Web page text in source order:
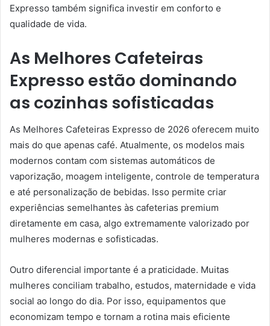
Expresso também significa investir em conforto e
qualidade de vida.
As Melhores Cafeteiras
Expresso estão dominando
as cozinhas sofisticadas
As Melhores Cafeteiras Expresso de 2026 oferecem muito
mais do que apenas café. Atualmente, os modelos mais
modernos contam com sistemas automáticos de
vaporização, moagem inteligente, controle de temperatura
e até personalização de bebidas. Isso permite criar
experiências semelhantes às cafeterias premium
diretamente em casa, algo extremamente valorizado por
mulheres modernas e sofisticadas.
Outro diferencial importante é a praticidade. Muitas
mulheres conciliam trabalho, estudos, maternidade e vida
social ao longo do dia. Por isso, equipamentos que
economizam tempo e tornam a rotina mais eficiente